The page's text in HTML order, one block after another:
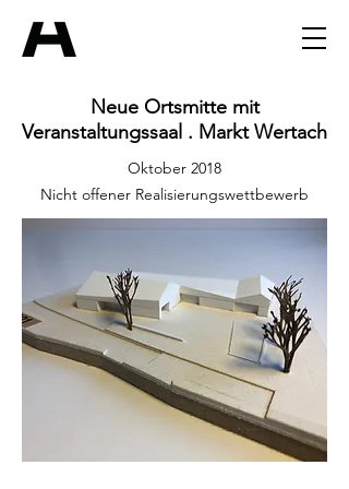
Neue Ortsmitte mit
Veranstaltungssaal . Markt Wertach
Oktober 2018
Nicht offener Realisierungswettbewerb